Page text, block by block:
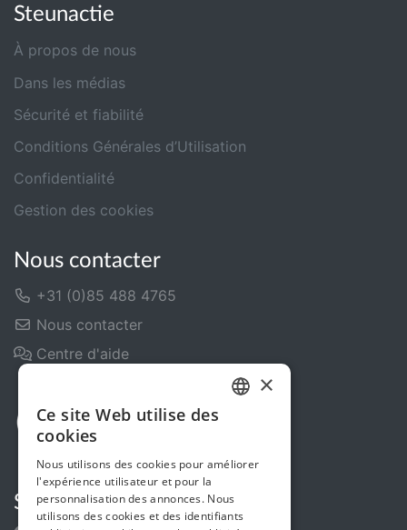
Steunactie
À propos de nous
Dans les médias
Sécurité et fiabilité
Conditions Générales d’Utilisation
Confidentialité
Gestion des cookies
Nous contacter
+31 (0)85 488 4765
Nous contacter
Centre d'aide
Suivez-nous
×
Ce site Web utilise des
cookies
Nous utilisons des cookies pour améliorer
l'expérience utilisateur et pour la
personnalisation des annonces. Nous
utilisons des cookies et des identifiants